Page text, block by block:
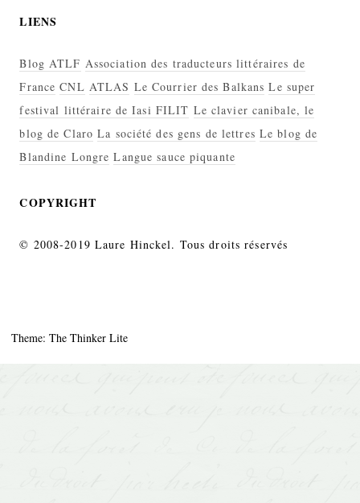
LIENS
Blog ATLF Association des traducteurs littéraires de
France CNL ATLAS Le Courrier des Balkans Le super
festival littéraire de Iasi FILIT Le clavier canibale, le
blog de Claro La société des gens de lettres Le blog de
Blandine Longre Langue sauce piquante
COPYRIGHT
© 2008-2019 Laure Hinckel. Tous droits réservés
Theme: The Thinker Lite